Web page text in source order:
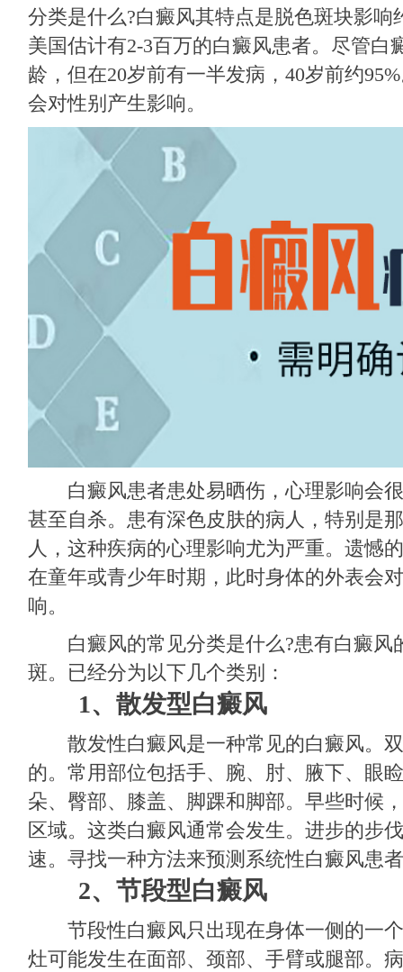
分类是什么?白癜风其特点是脱色斑块影响
美国估计有2-3百万的白癜风患者。尽管白
龄，但在20岁前有一半发病，40岁前约
会对性别产生影响。
白癜风患者患处易晒伤，心理影响会很
甚至自杀。患有深色皮肤的病人，特别是
人，这种疾病的心理影响尤为严重。遗憾
在童年或青少年时期，此时身体的外表会
响。
白癜风的常见分类是什么?患有白癜风
斑。已经分为以下几个类别：
1、散发型白癜风
散发性白癜风是一种常见的白癜风。双
的。常用部位包括手、腕、肘、腋下、眼
朵、臀部、膝盖、脚踝和脚部。早些时候
区域。这类白癜风通常会发生。进步的步
速。寻找一种方法来预测系统性白癜风患
2、节段型白癜风
节段性白癜风只出现在身体一侧的一个
灶可能发生在面部、颈部、手臂或腿部。